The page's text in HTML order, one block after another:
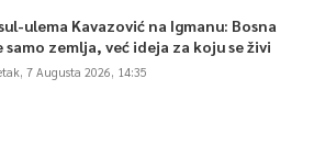
ulema Kavazović na Igmanu: Bosna
samo zemlja, već ideja za koju se živi
7 Augusta 2026, 14:35